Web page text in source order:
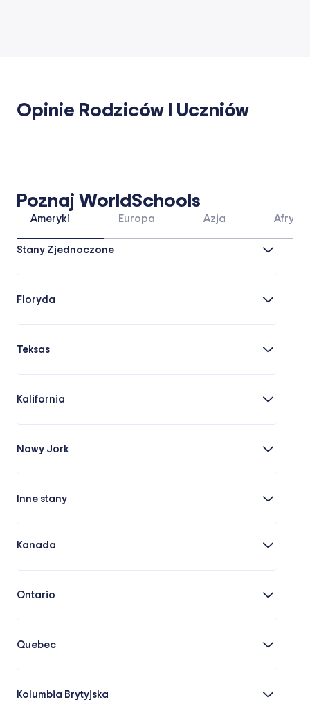
Opinie Rodziców I Uczniów
Poznaj WorldSchools
Ameryki Europa Azja Afryka
Stany Zjednoczone
Floryda
Teksas
Kalifornia
Nowy Jork
Inne stany
Kanada
Ontario
Quebec
Kolumbia Brytyjska